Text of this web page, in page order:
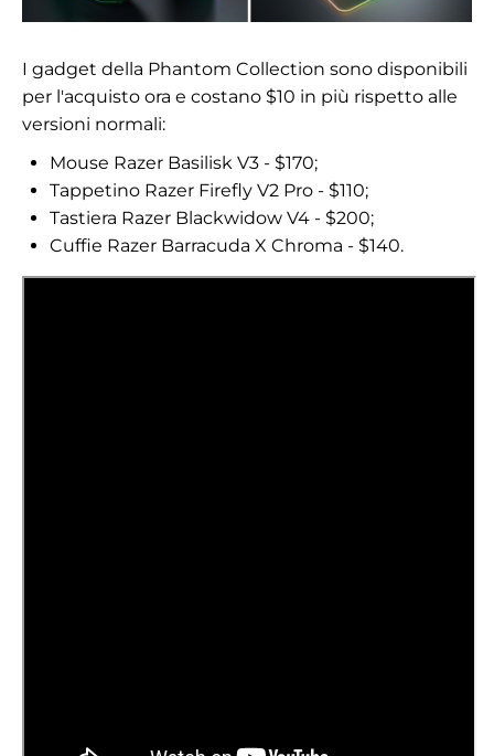
I gadget della Phantom Collection sono disponibili
per l'acquisto ora e costano $10 in più rispetto alle
versioni normali:
Mouse Razer Basilisk V3 - $170;
Tappetino Razer Firefly V2 Pro - $110;
Tastiera Razer Blackwidow V4 - $200;
Cuffie Razer Barracuda X Chroma - $140.